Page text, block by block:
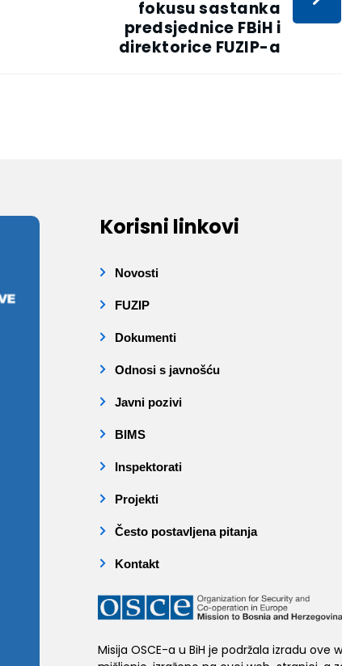
fokusu sastanka
predsjednice FBiH i
direktorice FUZIP-a
Korisni linkovi
Novosti
FUZIP
Dokumenti
Odnosi s javnošću
Javni pozivi
BIMS
Inspektorati
Projekti
Često postavljena pitanja
Kontakt
Misija OSCE-a u BiH je podržala izradu